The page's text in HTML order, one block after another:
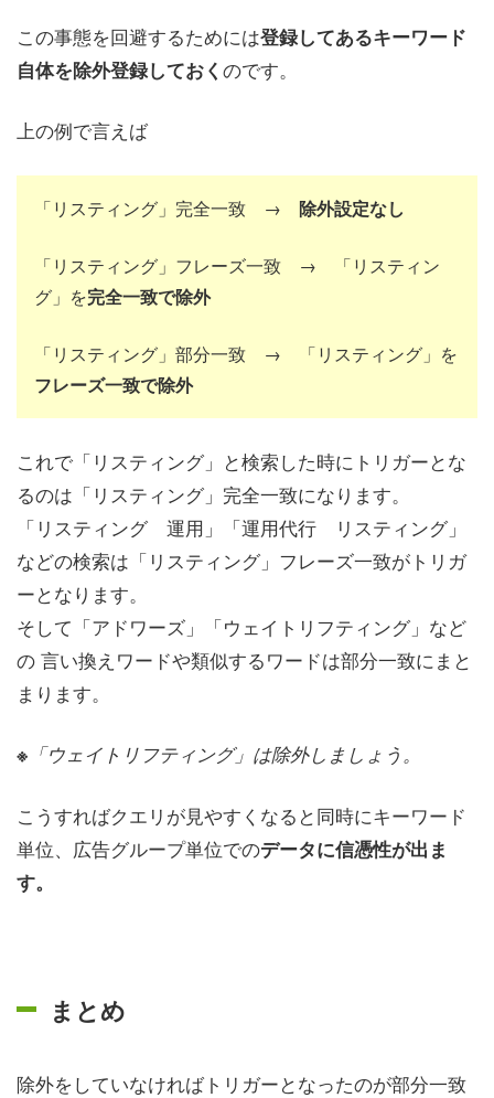
この事態を回避するためには登録してあるキーワード
自体を除外登録しておく のです。
上の例で言えば
「リスティング」完全一致 → 除外設定なし
「リスティング」フレーズ一致 → 「リスティン
グ」を完全一致で除外
「リスティング」部分一致 → 「リスティング」を
フレーズ一致で除外
これで「リスティング」と検索した時にトリガーとな
るのは「リスティング」完全一致になります。
「リスティング 運用」「運用代行 リスティング」
などの検索は「リスティング」フレーズ一致がトリガ
ーとなります。
そして「アドワーズ」「ウェイトリフティング」など
の 言い換えワードや類似するワードは部分一致にまと
まります。
※ 「ウェイトリフティング」は除外しましょう。
こうすればクエリが見やすくなると同時にキーワード
単位、広告グループ単位でのデータに信憑性が出ま
す。
まとめ
除外をしていなければトリガーとなったのが部分一致